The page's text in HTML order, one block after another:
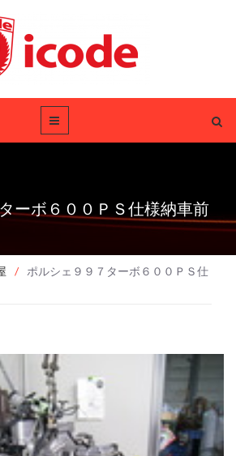
ーボ６００ＰＳ仕様納車前
/
ポルシェ９９７ターボ６００ＰＳ仕